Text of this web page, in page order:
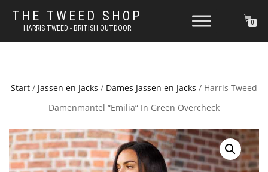
THE TWEED SHOP
HARRIS TWEED - BRITISH OUTDOOR
0
Start / Jassen en Jacks / Dames Jassen en Jacks / Harris Tweed
Damenmantel “Emilia“ In Green Overcheck